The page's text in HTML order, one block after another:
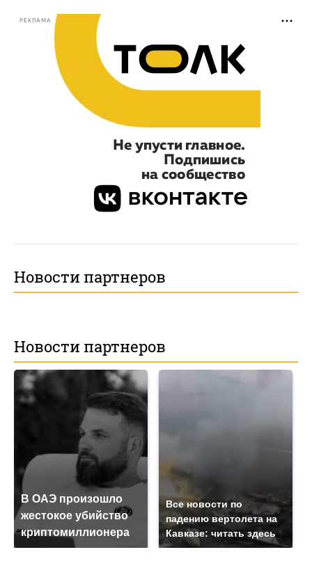
РЕКЛАМА
Новости партнеров
Новости партнеров
В ОАЭ произошло
жестокое убийство
криптомиллионера
Все новости по
падению вертолета на
Кавказе: читать здесь